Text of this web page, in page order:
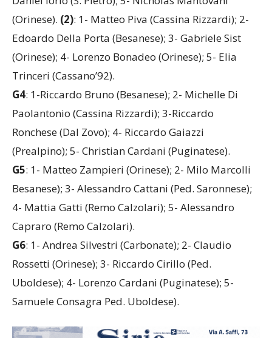
(Orinese). (2): 1- Matteo Piva (Cassina Rizzardi); 2-
Edoardo Della Porta (Besanese); 3- Gabriele Sist
(Orinese); 4- Lorenzo Bonadeo (Orinese); 5- Elia
Trinceri (Cassano’92).
G4: 1-Riccardo Bruno (Besanese); 2- Michelle Di
Paolantonio (Cassina Rizzardi); 3-Riccardo
Ronchese (Dal Zovo); 4- Riccardo Gaiazzi
(Prealpino); 5- Christian Cardani (Puginatese).
G5: 1- Matteo Zampieri (Orinese); 2- Milo Marcolli
Besanese); 3- Alessandro Cattani (Ped. Saronnese);
4- Mattia Gatti (Remo Calzolari); 5- Alessandro
Capraro (Remo Calzolari).
G6: 1- Andrea Silvestri (Carbonate); 2- Claudio
Rossetti (Orinese); 3- Riccardo Cirillo (Ped.
Uboldese); 4- Lorenzo Cardani (Puginatese); 5-
Samuele Consagra Ped. Uboldese).